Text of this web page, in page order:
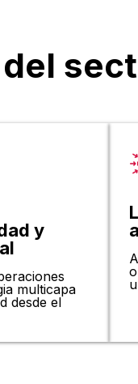
y
multicapa
desde el